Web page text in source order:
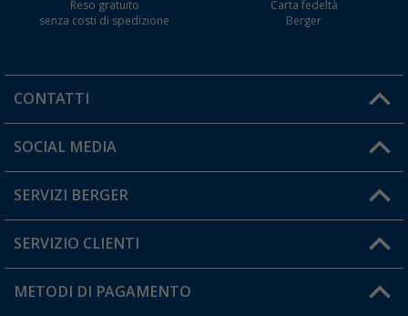
Reso gratuito
senza costi di spedizione
Carta fedeltà
Berger
CONTATTI
Orari di apertura del servizio:
Hai una domanda?
SOCIAL MEDIA
SERVIZI BERGER
Diventare rivenditori
Il mio Account
SERVIZIO CLIENTI
Informazioni sulla spedizione
METODI DI PAGAMENTO